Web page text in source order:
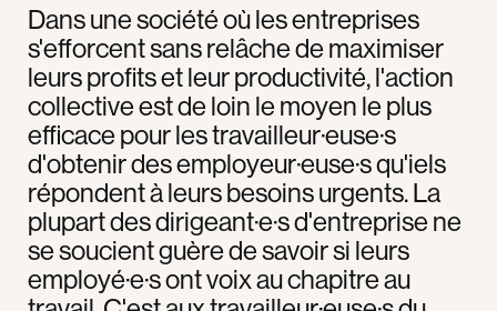
Dans une société où les entreprises
s'efforcent sans relâche de maximiser
leurs profits et leur productivité, l'action
collective est de loin le moyen le plus
efficace pour les travailleur·euse·s
d'obtenir des employeur·euse·s qu'iels
répondent à leurs besoins urgents. La
plupart des dirigeant·e·s d'entreprise ne
se soucient guère de savoir si leurs
employé·e·s ont voix au chapitre au